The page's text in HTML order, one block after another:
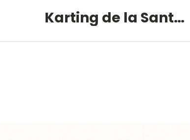
Karting de la Santé – Montalivet